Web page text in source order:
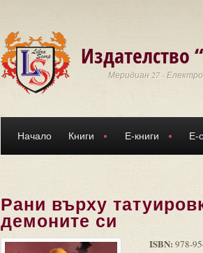
Издателство
Меридиан 27 -
Начало Книги Е-книги Е-
Рани върху
демоните си
ISBN: 978-